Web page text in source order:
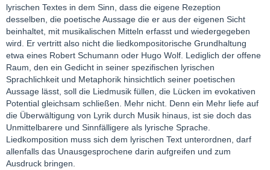
lyrischen Textes in dem Sinn, dass die eigene Rezeption
desselben, die poetische Aussage die er aus der eigenen Sicht
beinhaltet, mit musikalischen Mitteln erfasst und wiedergegeben
wird. Er vertritt also nicht die liedkompositorische Grundhaltung
etwa eines Robert Schumann oder Hugo Wolf. Lediglich der offene
Raum, den ein Gedicht in seiner spezifischen lyrischen
Sprachlichkeit und Metaphorik hinsichtlich seiner poetischen
Aussage lässt, soll die Liedmusik füllen, die Lücken im evokativen
Potential gleichsam schließen. Mehr nicht. Denn ein Mehr liefe auf
die Überwältigung von Lyrik durch Musik hinaus, ist sie doch das
Unmittelbarere und Sinnfälligere als lyrische Sprache.
Liedkomposition muss sich dem lyrischen Text unterordnen, darf
allenfalls das Unausgesprochene darin aufgreifen und zum
Ausdruck bringen.